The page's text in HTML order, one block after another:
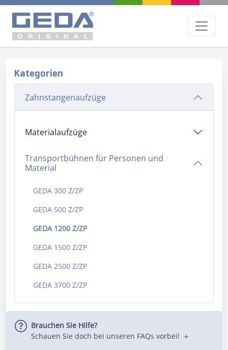
Kategorien
Zahnstangenaufzüge
Materialaufzüge
Transportbühnen für Personen und
Material
GEDA 300 Z/ZP
GEDA 500 Z/ZP
GEDA 1200 Z/ZP
GEDA 1500 Z/ZP
GEDA 2500 Z/ZP
GEDA 3700 Z/ZP
Brauchen Sie Hilfe?
Schauen Sie doch bei unseren FAQs vorbei!